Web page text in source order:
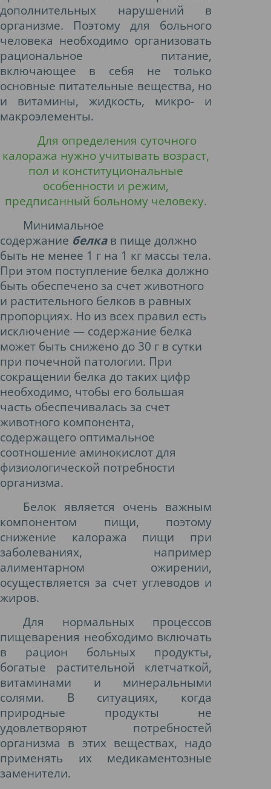
дополнительных нарушений в
организме. Поэтому для больного
человека необходимо организовать
рациональное питание,
включающее в себя не только
основные питательные вещества, но
и витамины, жидкость, микро- и
макроэлементы.
Для определения суточного
калоража нужно учитывать возраст,
пол и конституциональные
особенности и режим,
предписанный больному человеку.
Минимальное
содержание белка в пище должно
быть не менее 1 г на 1 кг массы тела.
При этом поступление белка должно
быть обеспечено за счет животного
и растительного белков в равных
пропорциях. Но из всех правил есть
исключение — содержание белка
может быть снижено до 30 г в сутки
при почечной патологии. При
сокращении белка до таких цифр
необходимо, чтобы его большая
часть обеспечивалась за счет
животного компонента,
содержащего оптимальное
соотношение аминокислот для
физиологической потребности
организма.
Белок является очень важным
компонентом пищи, поэтому
снижение калоража пищи при
заболеваниях, например
алиментарном ожирении,
осуществляется за счет углеводов и
жиров.
Для нормальных процессов
пищеварения необходимо включать
в рацион больных продукты,
богатые растительной клетчаткой,
витаминами и минеральными
солями. В ситуациях, когда
природные продукты не
удовлетворяют потребностей
организма в этих веществах, надо
применять их медикаментозные
заменители.